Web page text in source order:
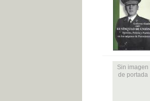
Sin imagen
de portada